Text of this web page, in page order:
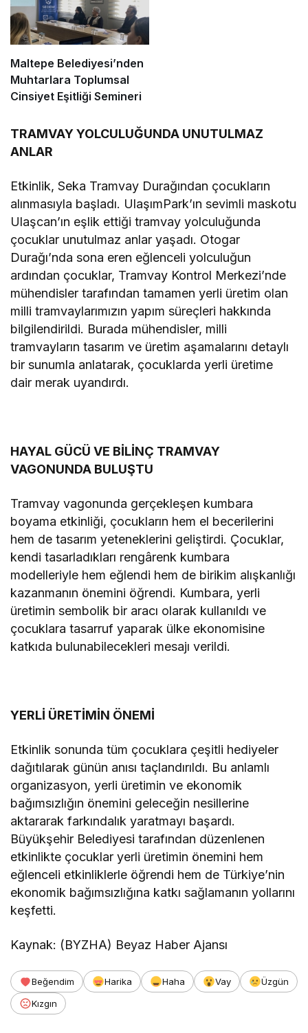
Maltepe Belediyesi’nden
Muhtarlara Toplumsal
Cinsiyet Eşitliği Semineri
TRAMVAY YOLCULUĞUNDA UNUTULMAZ
ANLAR
Etkinlik, Seka Tramvay Durağından çocukların
alınmasıyla başladı. UlaşımPark’ın sevimli maskotu
Ulaşcan’ın eşlik ettiği tramvay yolculuğunda
çocuklar unutulmaz anlar yaşadı. Otogar
Durağı’nda sona eren eğlenceli yolculuğun
ardından çocuklar, Tramvay Kontrol Merkezi’nde
mühendisler tarafından tamamen yerli üretim olan
milli tramvaylarımızın yapım süreçleri hakkında
bilgilendirildi. Burada mühendisler, milli
tramvayların tasarım ve üretim aşamalarını detaylı
bir sunumla anlatarak, çocuklarda yerli üretime
dair merak uyandırdı.
HAYAL GÜCÜ VE BİLİNÇ TRAMVAY
VAGONUNDA BULUŞTU
Tramvay vagonunda gerçekleşen kumbara
boyama etkinliği, çocukların hem el becerilerini
hem de tasarım yeteneklerini geliştirdi. Çocuklar,
kendi tasarladıkları rengârenk kumbara
modelleriyle hem eğlendi hem de birikim alışkanlığı
kazanmanın önemini öğrendi. Kumbara, yerli
üretimin sembolik bir aracı olarak kullanıldı ve
çocuklara tasarruf yaparak ülke ekonomisine
katkıda bulunabilecekleri mesajı verildi.
YERLİ ÜRETİMİN ÖNEMİ
Etkinlik sonunda tüm çocuklara çeşitli hediyeler
dağıtılarak günün anısı taçlandırıldı. Bu anlamlı
organizasyon, yerli üretimin ve ekonomik
bağımsızlığın önemini geleceğin nesillerine
aktararak farkındalık yaratmayı başardı.
Büyükşehir Belediyesi tarafından düzenlenen
etkinlikte çocuklar yerli üretimin önemini hem
eğlenceli etkinliklerle öğrendi hem de Türkiye’nin
ekonomik bağımsızlığına katkı sağlamanın yollarını
keşfetti.
Kaynak: (BYZHA) Beyaz Haber Ajansı
Beğendim Harika Haha Vay
Üzgün
Kızgın